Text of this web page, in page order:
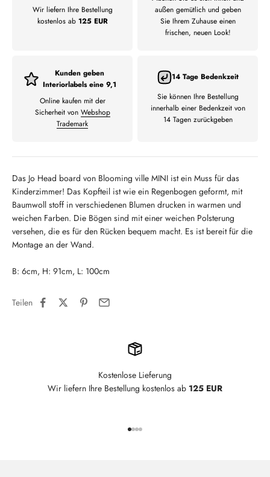
Wir liefern Ihre Bestellung
kostenlos ab 125 EUR
außen gemütlich und geben
Sie Ihrem Zuhause einen
frischen, neuen Look!
Kunden geben
Interiorlabels eine 9,1
Online kaufen mit der
Sicherheit von Webshop
Trademark
14 Tage Bedenkzeit
Sie können Ihre Bestellung
innerhalb einer Bedenkzeit von
14 Tagen zurückgeben
Das Jo Head board von Blooming ville MINI ist ein Muss für das
Kinderzimmer! Das Kopfteil ist wie ein Regenbogen geformt, mit
Baumwoll stoff in verschiedenen Blumen drucken in warmen und
weichen Farben. Die Bögen sind mit einer weichen Polsterung
versehen, die es für den Rücken bequem macht. Es ist bereit für die
Montage an der Wand.
B: 6cm, H: 91cm, L: 100cm
Teilen
Kostenlose Lieferung
Wir liefern Ihre Bestellung kostenlos ab 125 EUR